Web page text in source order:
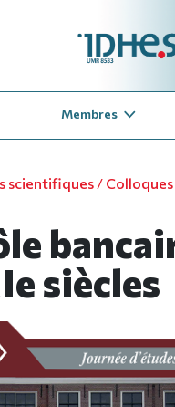
Membres
scientifiques /
siècles